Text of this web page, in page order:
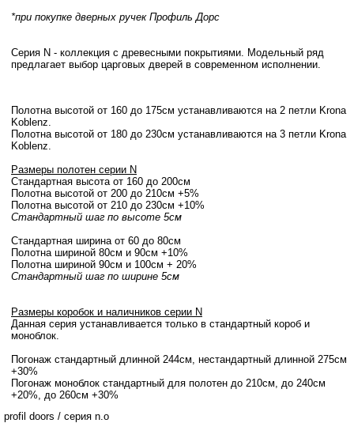
*при покупке дверных ручек Профиль Дорс
Серия N - коллекция с древесными покрытиями. Модельный ряд
предлагает выбор царговых дверей в современном исполнении.
Полотна высотой от 160 до 175см устанавливаются на 2 петли Krona
Koblenz.
Полотна высотой от 180 до 230см устанавливаются на 3 петли Krona
Koblenz.
Размеры полотен серии N
Стандартная высота от 160 до 200см
Полотна высотой от 200 до 210см +5%
Полотна высотой от 210 до 230см +10%
Стандартный шаг по высоте 5см
Стандартная ширина от 60 до 80см
Полотна шириной 80cм и 90cм +10%
Полотна шириной 90см и 100см + 20%
Стандартный шаг по ширине 5см
Размеры коробок и наличников серии N
Данная серия устанавливается только в стандартный короб и
моноблок.
Погонаж стандартный длинной 244см, нестандартный длинной 275см
+30%
Погонаж моноблок стандартный для полотен до 210см, до 240см
+20%, до 260см +30%
profil doors / серия n.o